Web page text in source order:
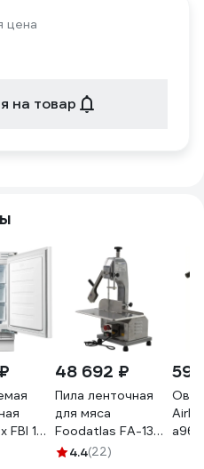
цена
на товар
FBI 101
48 692 ₽
Пила ленточная
для мяса
Foodatlas FA-130B
00-00001256
4.4(22)
59